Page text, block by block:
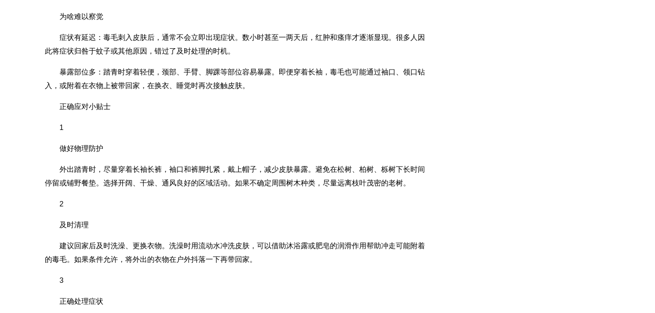
为啥难以察觉
症状有延迟：毒毛刺入皮肤后，通常不会立即出现症状。数小时甚至一两天后，红肿和瘙痒才逐渐显现。很多人因
此将症状归咎于蚊子或其他原因，错过了及时处理的时机。
暴露部位多：踏青时穿着轻便，颈部、手臂、脚踝等部位容易暴露。即便穿着长袖，毒毛也可能通过袖口、领口钻
入，或附着在衣物上被带回家，在换衣、睡觉时再次接触皮肤。
正确应对小贴士
1
做好物理防护
外出踏青时，尽量穿着长袖长裤，袖口和裤脚扎紧，戴上帽子，减少皮肤暴露。避免在松树、柏树、栎树下长时间
停留或铺野餐垫。选择开阔、干燥、通风良好的区域活动。如果不确定周围树木种类，尽量远离枝叶茂密的老树。
2
及时清理
建议回家后及时洗澡、更换衣物。洗澡时用流动水冲洗皮肤，可以借助沐浴露或肥皂的润滑作用帮助冲走可能附着
的毒毛。如果条件允许，将外出的衣物在户外抖落一下再带回家。
3
正确处理症状